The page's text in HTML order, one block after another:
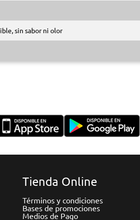
sin sabor ni olor
Tienda Online
Términos y condiciones
Bases de promociones
Medios de Pago